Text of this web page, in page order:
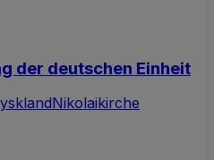
der deutschen Einheit
Nikolaikirche